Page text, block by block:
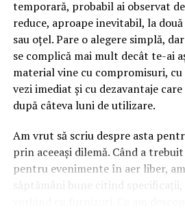
temporară, probabil ai observat
reduce, aproape inevitabil, la
sau oțel. Pare o alegere simplă,
se complică mai mult decât te-ai
material vine cu compromisuri,
vezi imediat și cu dezavantaje
după câteva luni de utilizare.
Am vrut să scriu despre asta
prin aceeași dilemă. Când a
pentru evenimente în aer liber,
săptămâni bune citind